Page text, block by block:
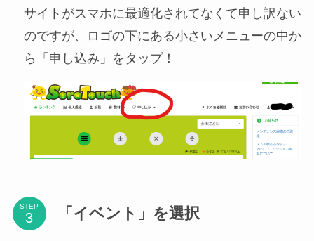
サイトがスマホに最適化されてなくて申し訳ない
のですが、ロゴの下にある小さいメニューの中か
ら「申し込み」をタップ！
STEP 「イベント」を選択